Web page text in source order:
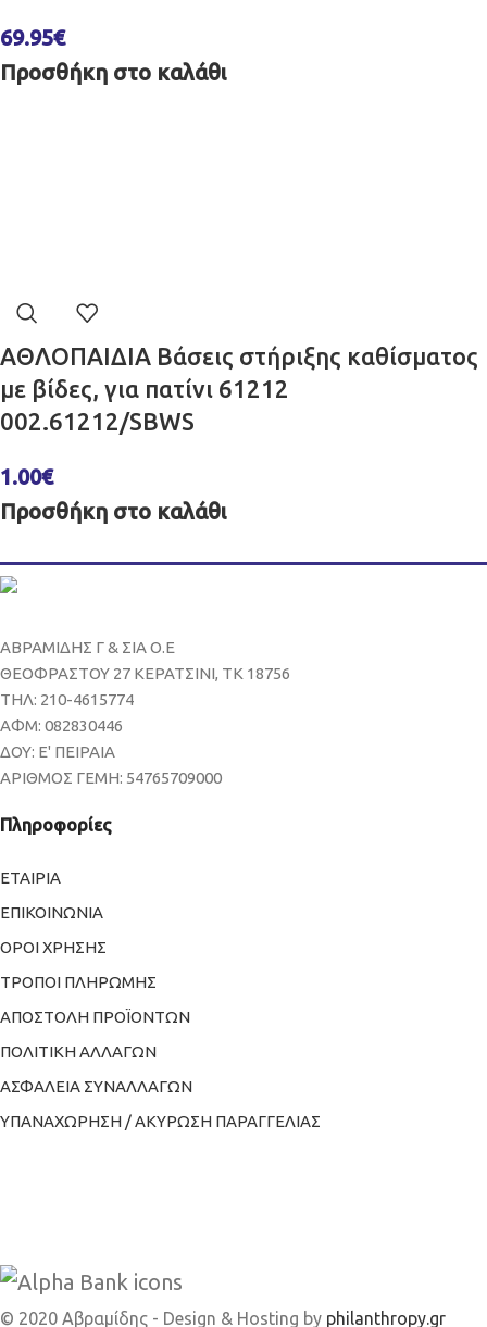
69.95€
Προσθήκη στο καλάθι
ΑΘΛΟΠΑΙΔΙΑ Βάσεις στήριξης καθίσματος
με βίδες, για πατίνι 61212
002.61212/SBWS
1.00€
Προσθήκη στο καλάθι
ΑΒΡΑΜΙΔΗΣ Γ & ΣΙΑ Ο.Ε
ΘΕΟΦΡΑΣΤΟΥ 27 ΚΕΡΑΤΣΙΝΙ, ΤΚ 18756
ΤΗΛ: 210-4615774
ΑΦΜ: 082830446
ΔΟΥ: Ε' ΠΕΙΡΑΙΑ
ΑΡΙΘΜΟΣ ΓΕΜΗ: 54765709000
Πληροφορίες
ΕΤΑΙΡΙΑ
ΕΠΙΚΟΙΝΩΝΙΑ
ΟΡΟΙ ΧΡΗΣΗΣ
ΤΡΟΠΟΙ ΠΛΗΡΩΜΗΣ
ΑΠΟΣΤΟΛΗ ΠΡΟΪΟΝΤΩΝ
ΠΟΛΙΤΙΚΗ ΑΛΛΑΓΩΝ
ΑΣΦΑΛΕΙΑ ΣΥΝΑΛΛΑΓΩΝ
ΥΠΑΝΑΧΩΡΗΣΗ / ΑΚΥΡΩΣΗ ΠΑΡΑΓΓΕΛΙΑΣ
© 2020 Αβραμίδης - Design & Hosting by philanthropy.gr